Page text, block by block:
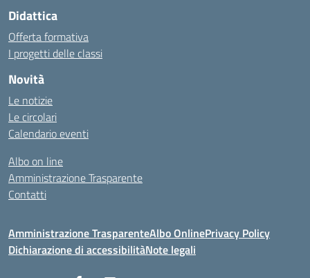
Didattica
Offerta formativa
I progetti delle classi
Novità
Le notizie
Le circolari
Calendario eventi
Albo on line
Amministrazione Trasparente
Contatti
Amministrazione TrasparenteAlbo OnlinePrivacy Policy
Dichiarazione di accessibilitàNote legali